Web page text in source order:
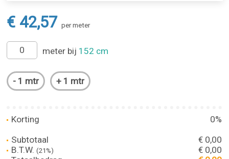
€ 42,57 per meter
meter bij 152 cm
Korting
0%
Subtotaal
€ 0,00
B.T.W.(21%)
€ 0,00